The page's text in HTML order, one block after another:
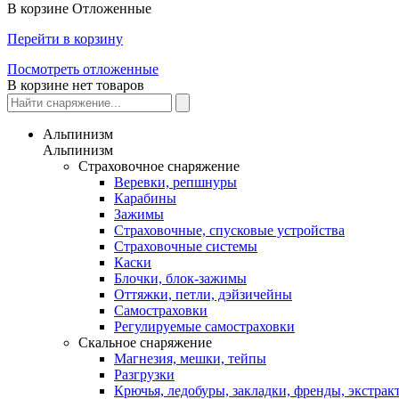
В корзине Отложенные
Перейти в корзину
Посмотреть отложенные
В корзине нет товаров
Альпинизм
Альпинизм
Страховочное снаряжение
Веревки, репшнуры
Карабины
Зажимы
Страховочные, спусковые устройства
Страховочные системы
Каски
Блочки, блок-зажимы
Оттяжки, петли, дэйзичейны
Самостраховки
Регулируемые самостраховки
Скальное снаряжение
Магнезия, мешки, тейпы
Разгрузки
Крючья, ледобуры, закладки, френды,